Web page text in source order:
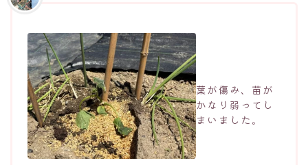
葉が傷み、苗が
かなり弱ってし
まいました。